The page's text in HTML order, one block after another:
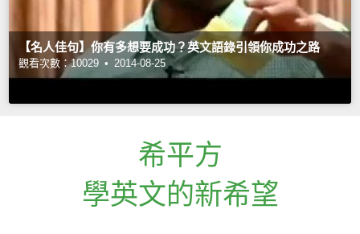
【名人佳句】你有多想要成功？英文語錄引領你成功之路
觀看次數：10029 • 2014-08-25
希平方
學英文的新希望